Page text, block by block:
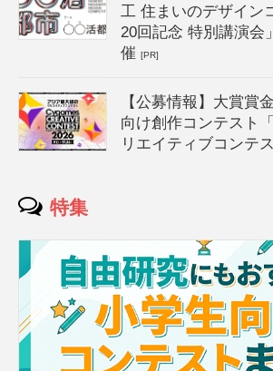
工 住まいのデザイン
20回記念 特別講演会
催[PR]
【公募情報】大賞賞
向け創作コンテスト
リエイティブコンテ
特集